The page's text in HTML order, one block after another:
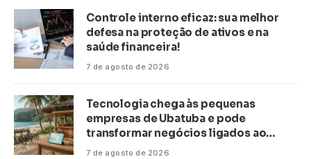
Controle interno eficaz: sua melhor
defesa na proteção de ativos e na
saúde financeira!
7 de agosto de 2026
Tecnologia chega às pequenas
empresas de Ubatuba e pode
transformar negócios ligados ao
turismo no litoral
7 de agosto de 2026